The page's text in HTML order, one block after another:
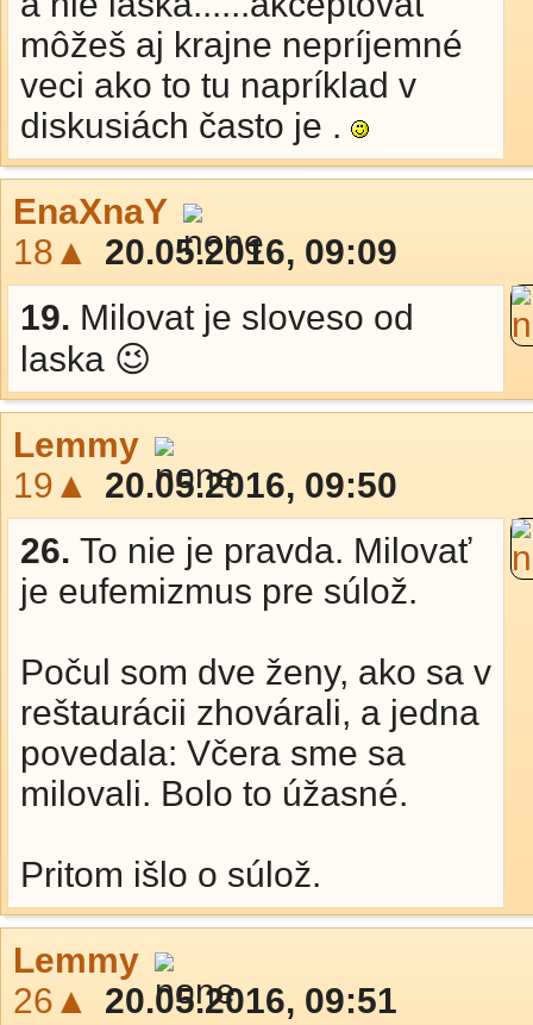
môžeš aj krajne nepríjemné
veci ako to tu napríklad v
diskusiách často je .
EnaXnaY
18▲
20.05.2016, 09:09
19. Milovat je sloveso od
laska 😉
Lemmy
19▲
20.05.2016, 09:50
26. To nie je pravda. Milovať
je eufemizmus pre súlož.
Počul som dve ženy, ako sa v
reštaurácii zhovárali, a jedna
povedala: Včera sme sa
milovali. Bolo to úžasné.
Pritom išlo o súlož.
Lemmy
26▲
20.05.2016, 09:51